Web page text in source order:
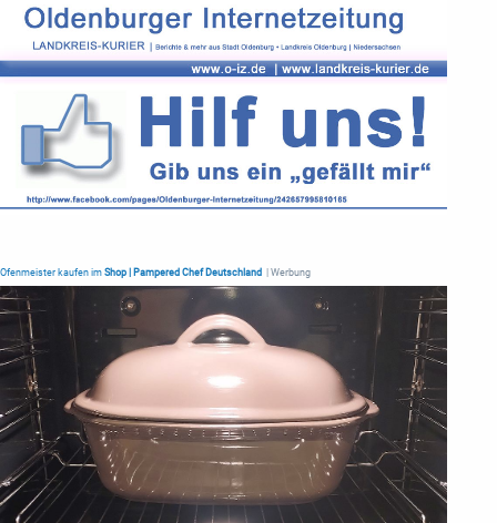
Ofenmeister kaufen im Shop | Pampered Chef Deutschland | Werbung